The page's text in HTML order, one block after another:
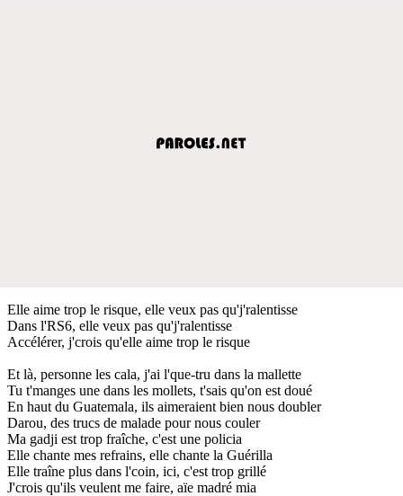
Elle aime trop le risque, elle veux pas qu'j'ralentisse
Dans l'RS6, elle veux pas qu'j'ralentisse
Accélérer, j'crois qu'elle aime trop le risque
Et là, personne les cala, j'ai l'que-tru dans la mallette
Tu t'manges une dans les mollets, t'sais qu'on est doué
En haut du Guatemala, ils aimeraient bien nous doubler
Darou, des trucs de malade pour nous couler
Ma gadji est trop fraîche, c'est une policia
Elle chante mes refrains, elle chante la Guérilla
Elle traîne plus dans l'coin, ici, c'est trop grillé
J'crois qu'ils veulent me faire, aïe madré mia